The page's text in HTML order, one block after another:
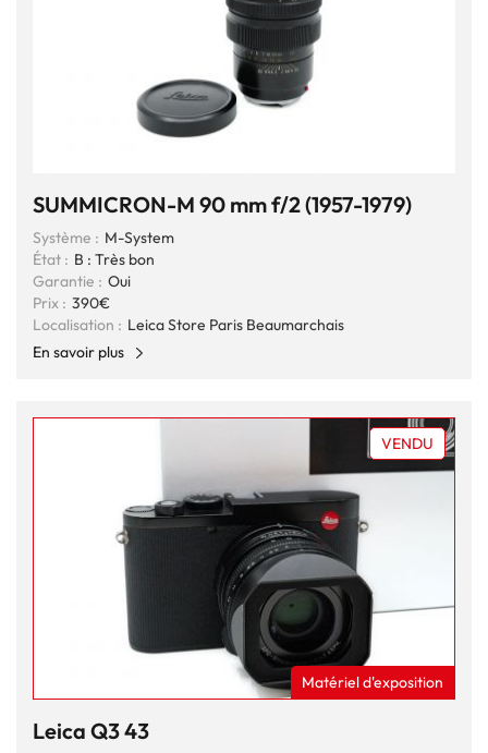
SUMMICRON-M 90 mm f/2 (1957-1979)
Système : M-System
État : B : Très bon
Garantie : Oui
Prix : 390€
Localisation : Leica Store Paris Beaumarchais
En savoir plus
VENDU
Matériel d'exposition
Leica Q3 43